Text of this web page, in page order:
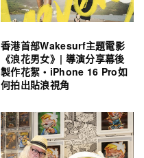
香港首部Wakesurf主題電影
《浪花男女》| 導演分享幕後
製作花絮・iPhone 16 Pro如
何拍出貼浪視角